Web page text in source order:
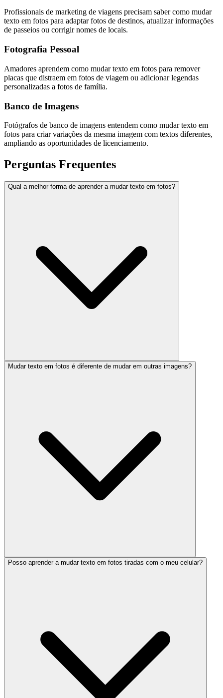
Profissionais de marketing de viagens precisam saber como mudar
texto em fotos para adaptar fotos de destinos, atualizar informações
de passeios ou corrigir nomes de locais.
Fotografia Pessoal
Amadores aprendem como mudar texto em fotos para remover
placas que distraem em fotos de viagem ou adicionar legendas
personalizadas a fotos de família.
Banco de Imagens
Fotógrafos de banco de imagens entendem como mudar texto em
fotos para criar variações da mesma imagem com textos diferentes,
ampliando as oportunidades de licenciamento.
Perguntas Frequentes
Qual a melhor forma de aprender a mudar texto em fotos?
Mudar texto em fotos é diferente de mudar em outras imagens?
Posso aprender a mudar texto em fotos tiradas com o meu celular?